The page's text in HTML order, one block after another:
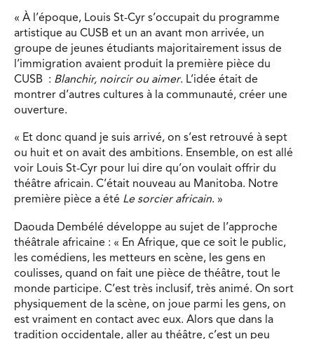
« À l’époque, Louis St-Cyr s’occupait du programme
artistique au CUSB et un an avant mon arrivée, un
groupe de jeunes étudiants majoritairement issus de
l’immigration avaient produit la première pièce du
CUSB : Blanchir, noircir ou aimer. L’idée était de
montrer d’autres cultures à la communauté, créer une
ouverture.
« Et donc quand je suis arrivé, on s’est retrouvé à sept
ou huit et on avait des ambitions. Ensemble, on est allé
voir Louis St-Cyr pour lui dire qu’on voulait offrir du
théâtre africain. C’était nouveau au Manitoba. Notre
première pièce a été Le sorcier africain. »
Daouda Dembélé développe au sujet de l’approche
théâtrale africaine : « En Afrique, que ce soit le public,
les comédiens, les metteurs en scène, les gens en
coulisses, quand on fait une pièce de théâtre, tout le
monde participe. C’est très inclusif, très animé. On sort
physiquement de la scène, on joue parmi les gens, on
est vraiment en contact avec eux. Alors que dans la
tradition occidentale, aller au théâtre, c’est un peu